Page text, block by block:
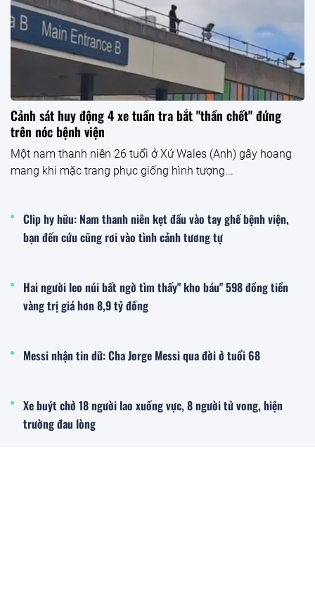
Cảnh sát huy động 4 xe tuần tra bắt "thần chết" đứng
trên nóc bệnh viện
Một nam thanh niên 26 tuổi ở Xứ Wales (Anh) gây hoang
mang khi mặc trang phục giống hình tượng...
Clip hy hữu: Nam thanh niên kẹt đầu vào tay ghế bệnh viện,
bạn đến cứu cũng rơi vào tình cảnh tương tự
Hai người leo núi bất ngờ tìm thấy" kho báu" 598 đồng tiền
vàng trị giá hơn 8,9 tỷ đồng
Messi nhận tin dữ: Cha Jorge Messi qua đời ở tuổi 68
Xe buýt chở 18 người lao xuống vực, 8 người tử vong, hiện
trường đau lòng